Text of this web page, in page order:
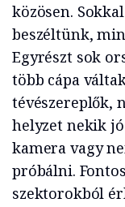
közösen.
beszéltünk,
Egyrészt sok
több cápa
tévészereplők,
helyzet nekik
kamera vagy
próbálni.
szektorokból